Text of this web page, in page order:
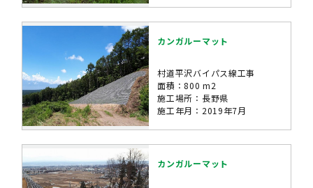
カンガルーマット
村道平沢バイパス線工事
面積：800 m2
施工場所：長野県
施工年月：2019年7月
カンガルーマット